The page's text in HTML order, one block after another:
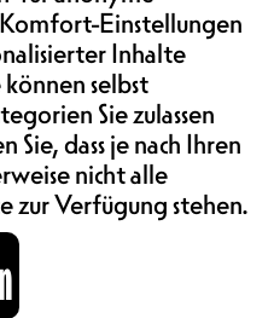
Jam, um
Musik,
Tanz
mit DJ Vlaud,
von 17:00 bis
statt.
während
um an
& Hip-Hop-
Einstellungen
Inhalte
selbst
Sie zulassen
dass je nach Ihren
nicht alle
zur Verfügung stehen.